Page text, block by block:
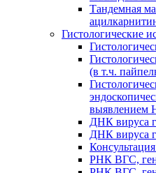
Тандемная
Гистологические
(в т.ч.
выявлением
ДНК вируса
ДНК вируса
РНК ВГC,